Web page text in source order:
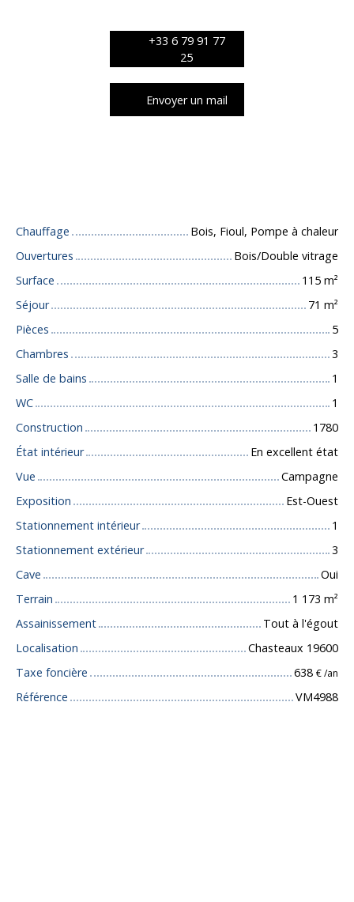
+33 6 79 91 77
25
Envoyer un mail
Chauffage
Bois, Fioul, Pompe à chaleur
Ouvertures
Bois/Double vitrage
Surface
115 m²
Séjour
71 m²
Pièces
5
Chambres
3
Salle de bains
1
WC
1
Construction
1780
État intérieur
En excellent état
Vue
Campagne
Exposition
Est-Ouest
Stationnement intérieur
1
Stationnement extérieur
3
Cave
Oui
Terrain
1 173 m²
Assainissement
Tout à l'égout
Localisation
Chasteaux 19600
Taxe foncière
638 € /an
Référence VM4988